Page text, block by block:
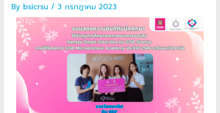
By bsicrsu/3 กรกฎาคม 2023